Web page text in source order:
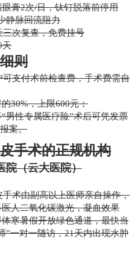
膏2次/日，钛钉脱落前停用
静脉回流阻力
次复查，免费挂号
天
则
支付术前检查费，手术费需自
30%，上限600元；
男性专属医疗险”术后可凭发票
案。
手术的正规机构
院（云大医院）
术由副高以上医师亲自操作，
人二氧化碳激光，凝血效果
寒暑假开放绿色通道，最快当
”一对一随访，21天内出现水肿